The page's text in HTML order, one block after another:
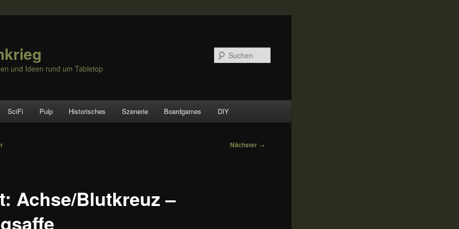
und Ideen rund um Tabletop
SciFi Pulp Historisches Szenerie Boardgames DIY
Nächster →
Achse/Blutkreuz –